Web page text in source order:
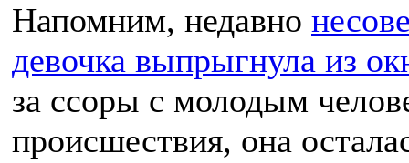
Напомним, недавно
девочка выпрыгнула из
за ссоры с молодым
происшествия, она